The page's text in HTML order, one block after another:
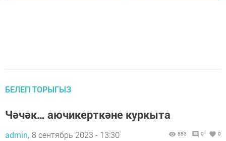
БЕЛЕП ТОРЫГЫЗ
Чәчәк… аючикерткәне куркыта
admin, 8 сентябрь 2023 - 13:30 883 0 0